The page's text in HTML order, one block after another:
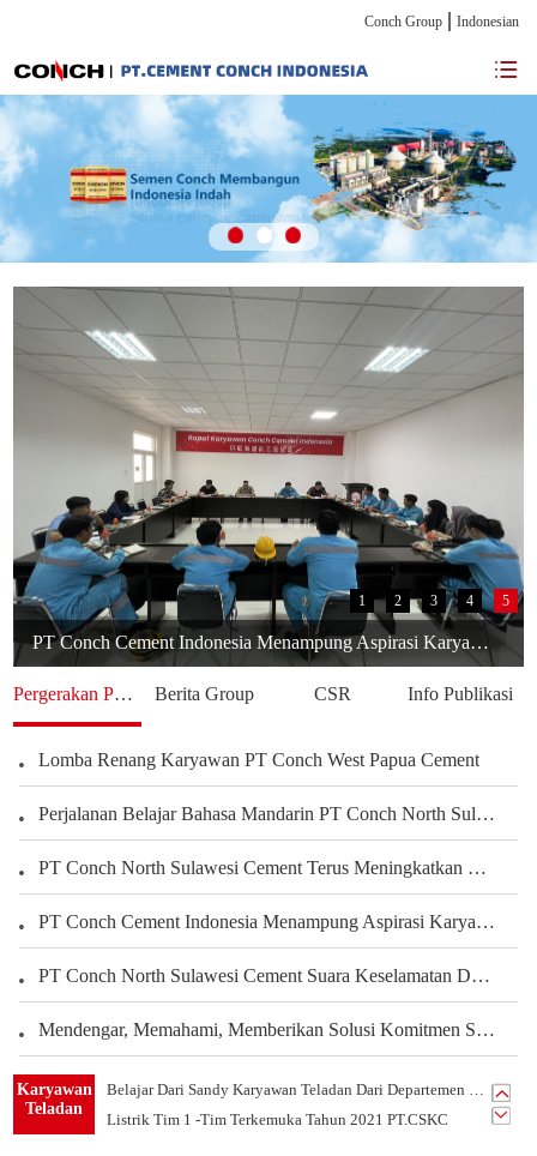
Conch Group Indonesian
PT Conch Cement Indonesia Menampung Aspirasi Karyawan untuk Meningkatkan Kinerja Perusahaan
1 2 3 4 5
Pergerakan Perusahaan Berita Group CSR Info Publikasi
Lomba Renang Karyawan PT Conch West Papua Cement
Perjalanan Belajar Bahasa Mandarin PT Conch North Sulawesi Cement Berbagi Pengalaman Karyawan Dalam Mengembangkan Kemampuan Bahasa
PT Conch North Sulawesi Cement Terus Meningkatkan Kepedulian terhadap Karyawan dan Pengembangan Kegiatan Olahraga serta Seni Untuk Membangun Kekuatan Tim, Menciptakan Perusahaan yang Harmonis
PT Conch Cement Indonesia Menampung Aspirasi Karyawan untuk Meningkatkan Kinerja Perusahaan
PT Conch North Sulawesi Cement Suara Keselamatan Dari Setiap Sudut Tambang Membangun Budaya Keselamatan Melalui Peran Seluruh Karyawan Departemen Tambang
Mendengar, Memahami, Memberikan Solusi Komitmen Semen Conch Mengutamakan Pelanggan
Karyawan
Teladan
PT.Conch South Kalimantan Cement yang Indah Rumahku